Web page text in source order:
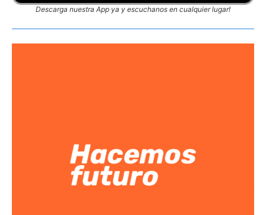
Descarga nuestra App ya y escuchanos en cualquier lugar!